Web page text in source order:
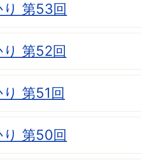
第53回
第52回
第51回
第50回